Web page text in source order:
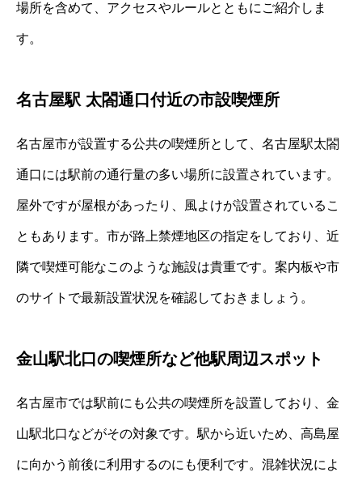
場所を含めて、アクセスやルールとともにご紹介しま
す。
名古屋駅 太閤通口付近の市設喫煙所
名古屋市が設置する公共の喫煙所として、名古屋駅太閤
通口には駅前の通行量の多い場所に設置されています。
屋外ですが屋根があったり、風よけが設置されているこ
ともあります。市が路上禁煙地区の指定をしており、近
隣で喫煙可能なこのような施設は貴重です。案内板や市
のサイトで最新設置状況を確認しておきましょう。
金山駅北口の喫煙所など他駅周辺スポット
名古屋市では駅前にも公共の喫煙所を設置しており、金
山駅北口などがその対象です。駅から近いため、高島屋
に向かう前後に利用するのにも便利です。混雑状況によ